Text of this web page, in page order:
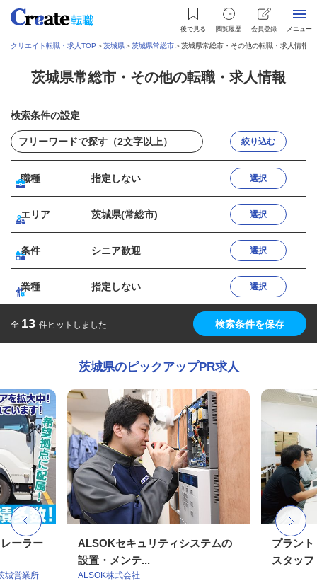
後で見る 閲覧履歴 会員登録 メニュー
クリエイト転職・求人TOP ＞茨城県＞茨城県常総市＞茨城県常総市・その他の転職・求人情報
茨城県常総市・その他の転職・求人情報
検索条件の設定
絞り込む
職種 指定しない 選択
エリア 茨城県(常総市) 選択
条件 シニア歓迎 選択
業種 指定しない 選択
全 13 件ヒットしました 検索条件を保存
茨城県のピックアップPR求人
ーラー
城営業所
ALSOKセキュリティシステムの
設置・メンテ...
ALSOK株式会社
プラン
スタッフ